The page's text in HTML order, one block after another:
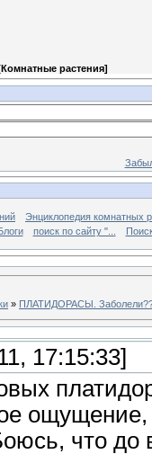
Комнатные растения]
Энциклопедия комнатных
Блоги поиск по сайту "...
» ПЛАТИДОРАСЫ.
17:15:33]
что